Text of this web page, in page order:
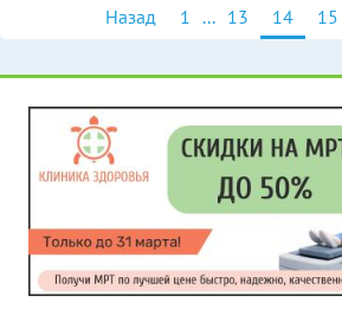
Назад 1 ... 13 14 15